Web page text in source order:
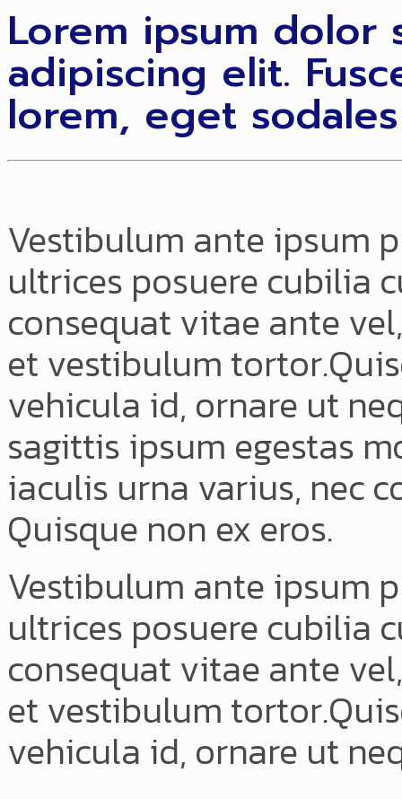
Lorem ipsum
adipiscing elit.
lorem, eget
Vestibulum ante ipsum
ultrices posuere cubilia
consequat vitae ante
et vestibulum
vehicula id, ornare ut
sagittis ipsum egestas
iaculis urna varius, nec
Quisque non ex eros.
Vestibulum ante ipsum
ultrices posuere cubilia
consequat vitae ante
et vestibulum
vehicula id, ornare ut